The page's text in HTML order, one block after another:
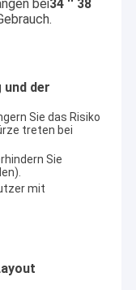
bei34 ′′ 38
und der
Sie das Risiko
treten bei
Sie
mit
herAIDELE ist in
Shanghai und in